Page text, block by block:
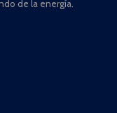
de la energía.